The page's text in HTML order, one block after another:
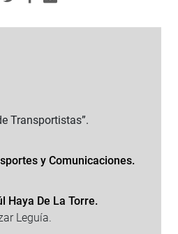
Transportistas”.
y Comunicaciones.
Haya De La Torre.
Leguía.